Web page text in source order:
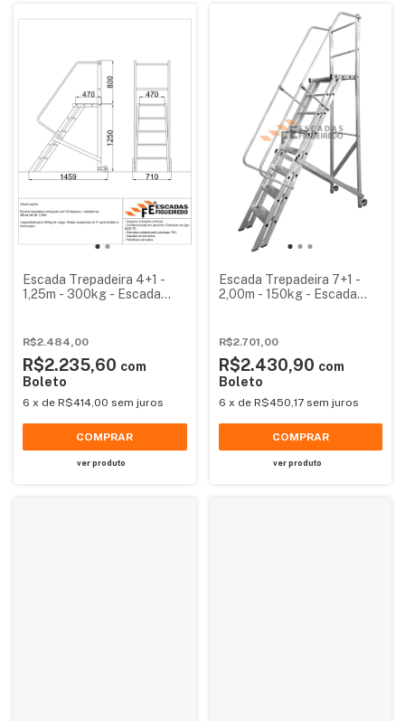
Escada Trepadeira 4+1 -
1,25m - 300kg - Escada
R$2.484,00
R$2.235,60 com
Boleto
6 x de R$414,00 sem juros
COMPRAR
ver produto
Escada Trepadeira 7+1 -
2,00m - 150kg - Escada
R$2.701,00
R$2.430,90 com
Boleto
6 x de R$450,17 sem juros
COMPRAR
ver produto